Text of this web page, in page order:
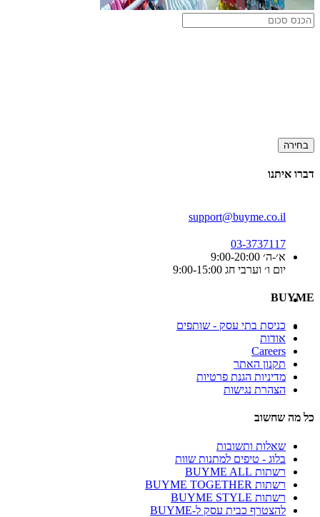
בחירה
דברו איתנו
support@buyme.co.il
03-3737117
א׳-ה׳ 9:00-20:00
יום ו׳ וערבי חג 9:00-15:00
BUYME
כניסת בתי עסק - שותפים
אודות
Careers
תקנון האתר
מדיניות הגנת פרטיות
הצהרת נגישות
כל מה שחשוב
שאלות ותשובות
בלוג - טיפים למתנות שוות
רשתות BUYME ALL
רשתות BUYME TOGETHER
רשתות BUYME STYLE
להצטרף כבית עסק ל-BUYME